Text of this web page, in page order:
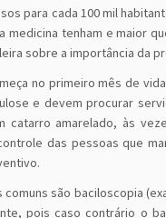
para cada 100 mil
medicina tenham e maior
sobre a importância da
no primeiro mês de
e devem procurar
catarro amarelado, às
das pessoas que
comuns são baciloscopia
pois caso contrário o